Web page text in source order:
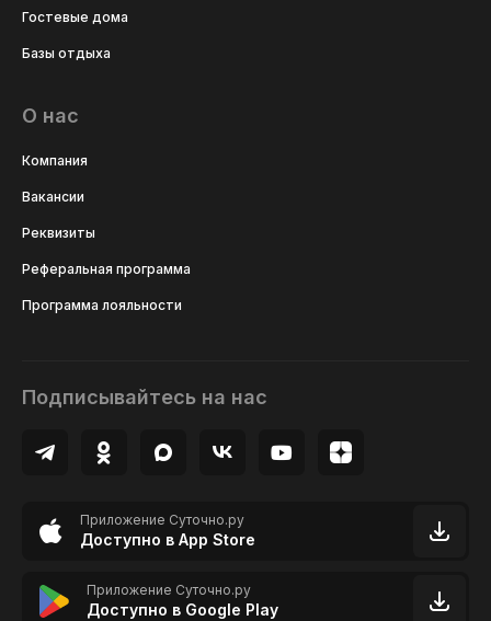
Гостевые дома
Базы отдыха
О нас
Компания
Вакансии
Реквизиты
Реферальная программа
Программа лояльности
Подписывайтесь на нас
Приложение Суточно.ру
Доступно в App Store
Приложение Суточно.ру
Доступно в Google Play